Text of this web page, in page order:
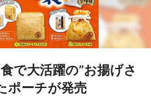
で大活躍の”お揚げさ
ポーチが発売